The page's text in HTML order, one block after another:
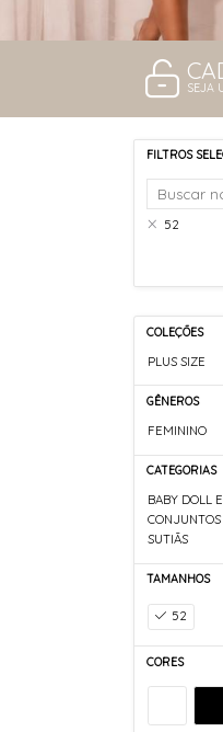
SEJA
FILTROS
52
COLEÇÕES
PLUS SIZE
GÊNEROS
FEMININO
CATEGORIAS
BABY DOLL
CONJUNTOS
SUTIÃS
TAMANHOS
52
CORES